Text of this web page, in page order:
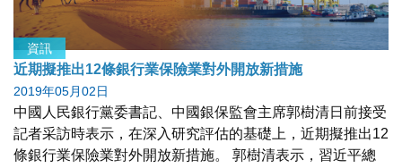
資訊
近期擬推出12條銀行業保險業對外開放新措施
2019年05月02日
中國人民銀行黨委書記、中國銀保監會主席郭樹清日前接受
記者采訪時表示，在深入研究評估的基礎上，近期擬推出12
條銀行業保險業對外開放新措施。 郭樹清表示，習近平總